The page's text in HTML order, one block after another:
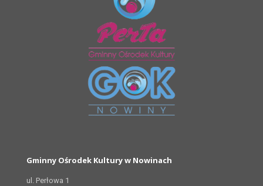
Gminny Ośrodek Kultury w Nowinach
ul. Perłowa 1